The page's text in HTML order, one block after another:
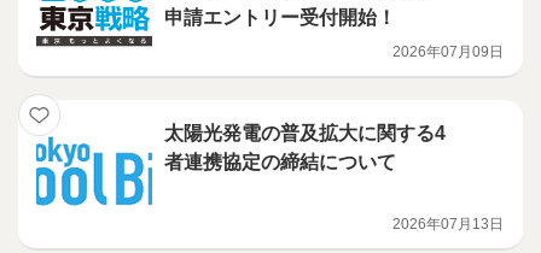
申請エントリー受付開始！
2026年07月09日
太陽光発電の普及拡大に関する4
者連携協定の締結について
2026年07月13日